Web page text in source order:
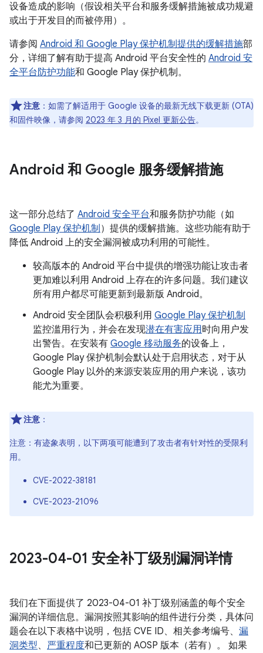
设备造成的影响（假设相关平台和服务缓解措施被成功规避
或出于开发目的而被停用）。
请参阅 Android 和 Google Play 保护机制提供的缓解措施部
分，详细了解有助于提高 Android 平台安全性的 Android 安
全平台防护功能和 Google Play 保护机制。
注意 ：如需了解适用于 Google 设备的最新无线下载更新 (OTA)
和固件映像，请参阅 2023 年 3 月的 Pixel 更新公告。
Android 和 Google 服务缓解措施
这一部分总结了 Android 安全平台和服务防护功能（如
Google Play 保护机制 ）提供的缓解措施。这些功能有助于
降低 Android 上的安全漏洞被成功利用的可能性。
较高版本的 Android 平台中提供的增强功能让攻击者
更加难以利用 Android 上存在的许多问题。我们建议
所有用户都尽可能更新到最新版 Android。
Android 安全团队会积极利用 Google Play 保护机制
监控滥用行为，并会在发现潜在有害应用时向用户发
出警告。在安装有 Google 移动服务的设备上，
Google Play 保护机制会默认处于启用状态，对于从
Google Play 以外的来源安装应用的用户来说，该功
能尤为重要。
注意 ：
注意：有迹象表明，以下两项可能遭到了攻击者有针对性的受限利
用。
CVE-2022-38181
CVE-2023-21096
2023-04-01 安全补丁级别漏洞详情
我们在下面提供了 2023-04-01 补丁级别涵盖的每个安全
漏洞的详细信息。漏洞按照其影响的组件进行分类，具体问
题会在以下表格中说明，包括 CVE ID、相关参考编号、 漏
洞类型、 严重程度和已更新的 AOSP 版本（若有）。 如果